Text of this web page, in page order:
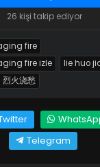
26 kişi takip ediyor
fire
fire izle
lie huo
烈火浇愁
Telegram